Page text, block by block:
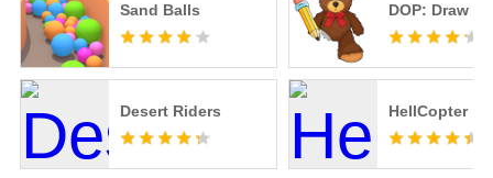
Sand Balls DOP: Draw
Desert Riders HellCopter